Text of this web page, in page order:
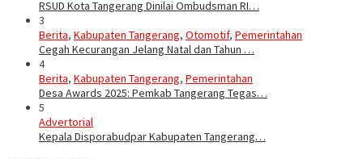
RSUD Kota Tangerang Dinilai Ombudsman RI…
3
Berita, Kabupaten Tangerang, Otomotif, Pemerintahan
Cegah Kecurangan Jelang Natal dan Tahun …
4
Berita, Kabupaten Tangerang, Pemerintahan
Desa Awards 2025: Pemkab Tangerang Tegas…
5
Advertorial
Kepala Disporabudpar Kabupaten Tangerang…